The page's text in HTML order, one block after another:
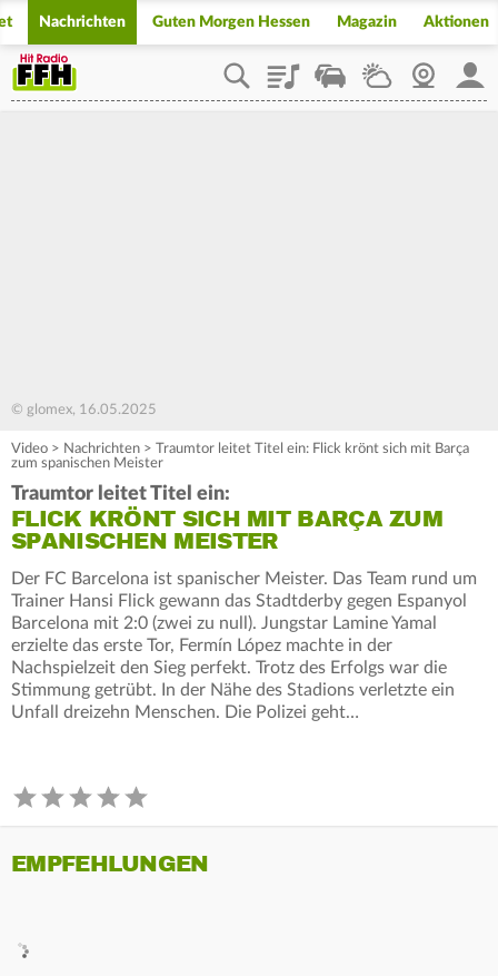
Nachrichten Guten Morgen Hessen Magazin Aktionen
PlaylistStaupilotWetterWebcam
© glomex, 16.05.2025
Video > Nachrichten > Traumtor leitet Titel ein: Flick krönt sich mit Barça
zum spanischen Meister
Traumtor leitet Titel ein:
FLICK KRÖNT SICH MIT BARÇA ZUM
SPANISCHEN MEISTER
Der FC Barcelona ist spanischer Meister. Das Team rund um
Trainer Hansi Flick gewann das Stadtderby gegen Espanyol
Barcelona mit 2:0 (zwei zu null). Jungstar Lamine Yamal
erzielte das erste Tor, Fermín López machte in der
Nachspielzeit den Sieg perfekt. Trotz des Erfolgs war die
Stimmung getrübt. In der Nähe des Stadions verletzte ein
Unfall dreizehn Menschen. Die Polizei geht…
EMPFEHLUNGEN